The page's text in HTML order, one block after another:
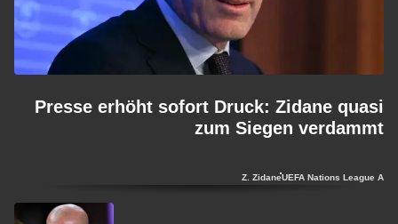
Presse erhöht sofort Druck: Zidane quasi
zum Siegen verdammt
UEFA Nations League A
Z. Zidane